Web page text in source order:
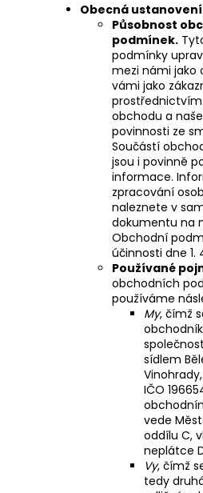
Obecná ustanovení
Působnost
podmínek.
podmínky
mezi námi jako
vámi jako
obchodu a
povinnosti ze
Součástí
jsou i povinně
informace.
zpracování
naleznete v
dokumentu na
Obchodní
účinnosti dne 1.
Používané
obchodních
používáme
My, čímž
sídlem
IČO
vede
oddílu C,
neplátce
Vy, čímž
tedy